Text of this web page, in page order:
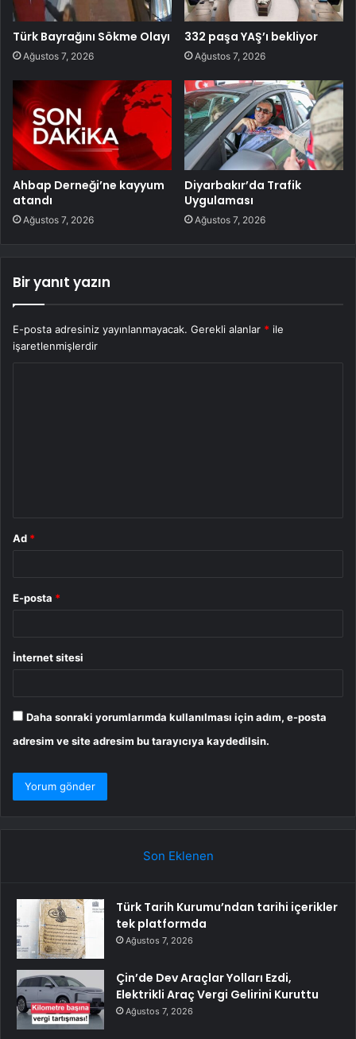
Türk Bayrağını Sökme Olayı
Ağustos 7, 2026
332 paşa YAŞ’ı bekliyor
Ağustos 7, 2026
Ahbap Derneği’ne kayyum
atandı
Ağustos 7, 2026
Diyarbakır’da Trafik
Uygulaması
Ağustos 7, 2026
Bir yanıt yazın
E-posta adresiniz yayınlanmayacak. Gerekli alanlar * ile
işaretlenmişlerdir
Ad *
E-posta *
İnternet sitesi
Daha sonraki yorumlarımda kullanılması için adım, e-posta
adresim ve site adresim bu tarayıcıya kaydedilsin.
Son Eklenen
Türk Tarih Kurumu’ndan tarihi içerikler
tek platformda
Ağustos 7, 2026
Çin’de Dev Araçlar Yolları Ezdi,
Elektrikli Araç Vergi Gelirini Kuruttu
Ağustos 7, 2026